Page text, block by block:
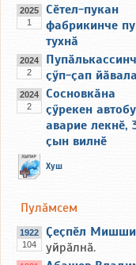
2025
1
Сӗтел-пукан
фабрикинче
тухнӑ
2024
2
ҫӳп-ҫап
2024
2
Сосновкӑна
ҫӳрекен
аварие лекнӗ,
ҫын вилнӗ
Хуш
Пулӑмсем
1922
104
Ҫеҫпӗл Мишши
уйрӑлнӑ.